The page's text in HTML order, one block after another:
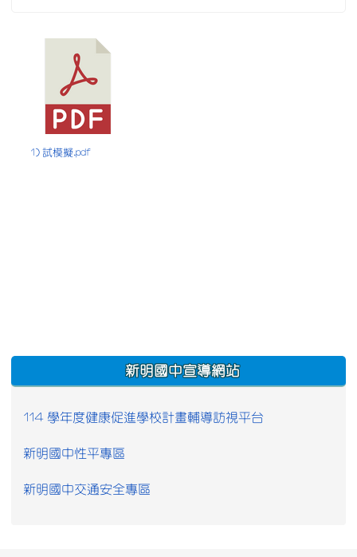
1) 試模擬.pdf
:::
新明國中宣導網站
114 學年度健康促進學校計畫輔導訪視平台
新明國中性平專區
新明國中交通安全專區